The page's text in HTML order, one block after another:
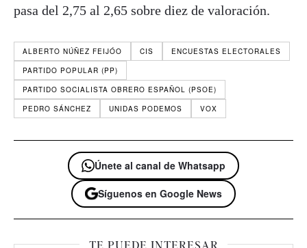
pasa del 2,75 al 2,65 sobre diez de valoración.
ALBERTO NÚÑEZ FEIJÓO CIS
ENCUESTAS ELECTORALES
PARTIDO POPULAR (PP)
PARTIDO SOCIALISTA OBRERO ESPAÑOL (PSOE)
PEDRO SÁNCHEZ
UNIDAS PODEMOS VOX
Únete al canal de Whatsapp
Síguenos en Google News